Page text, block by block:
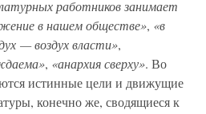
работников занимает
в нашем обществе», «в
— воздух власти»,
, «анархия сверху». Во
истинные цели и движущие
конечно же, сводящиеся к